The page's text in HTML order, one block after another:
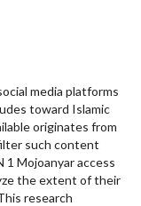
media platforms
toward Islamic
originates from
such content
Mojoanyar access
the extent of their
research